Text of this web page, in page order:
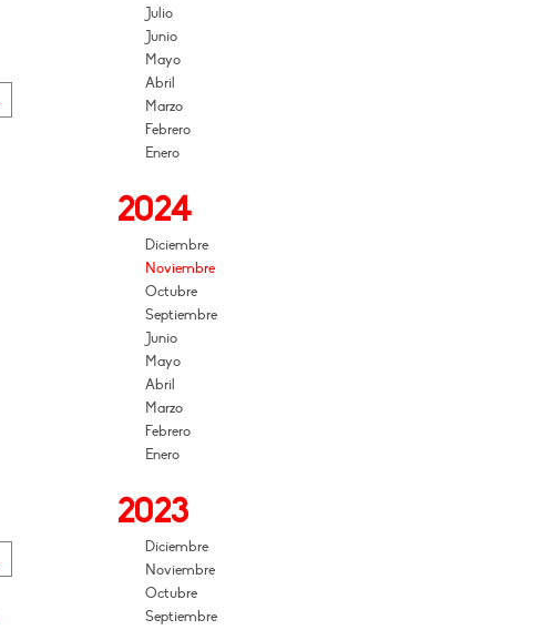
Julio
Junio
Mayo
Abril
Marzo
Febrero
Enero
2024
Diciembre
Noviembre
Octubre
Septiembre
Junio
Mayo
Abril
Marzo
Febrero
Enero
2023
Diciembre
Noviembre
Octubre
Septiembre